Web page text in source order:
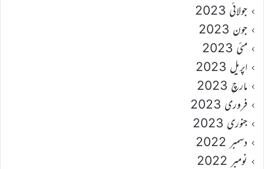
جولائی 2023
جون 2023
مئی 2023
اپریل 2023
مارچ 2023
فروری 2023
جنوری 2023
دسمبر 2022
نومبر 2022